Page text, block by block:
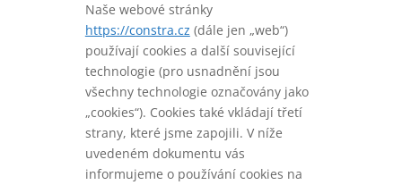
Naše webové stránky
https://constra.cz (dále jen „web“)
používají cookies a další související
technologie (pro usnadnění jsou
všechny technologie označovány jako
„cookies“). Cookies také vkládají třetí
strany, které jsme zapojili. V níže
uvedeném dokumentu vás
informujeme o používání cookies na